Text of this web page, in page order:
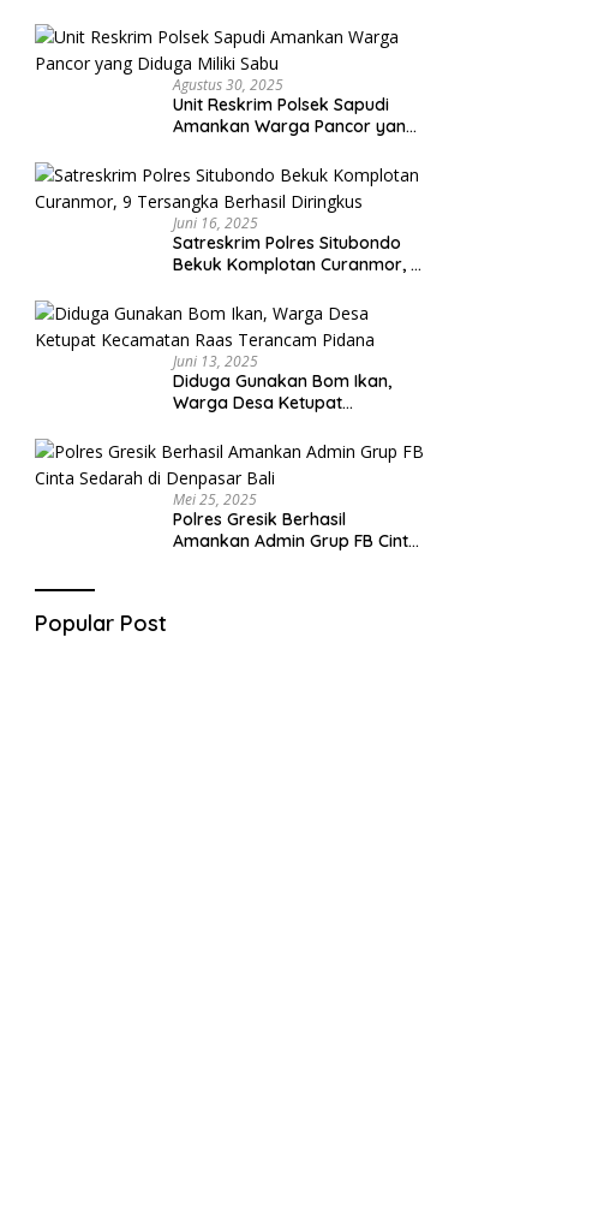
Capai Miliaran Rupiah
Agustus 30, 2025
Unit Reskrim Polsek Sapudi
Amankan Warga Pancor yang
Juni 16, 2025
Satreskrim Polres Situbondo
Bekuk Komplotan Curanmor, 9
Juni 13, 2025
Diduga Gunakan Bom Ikan,
Warga Desa Ketupat
Pidana
Mei 25, 2025
Polres Gresik Berhasil
Amankan Admin Grup FB Cinta
Popular Post